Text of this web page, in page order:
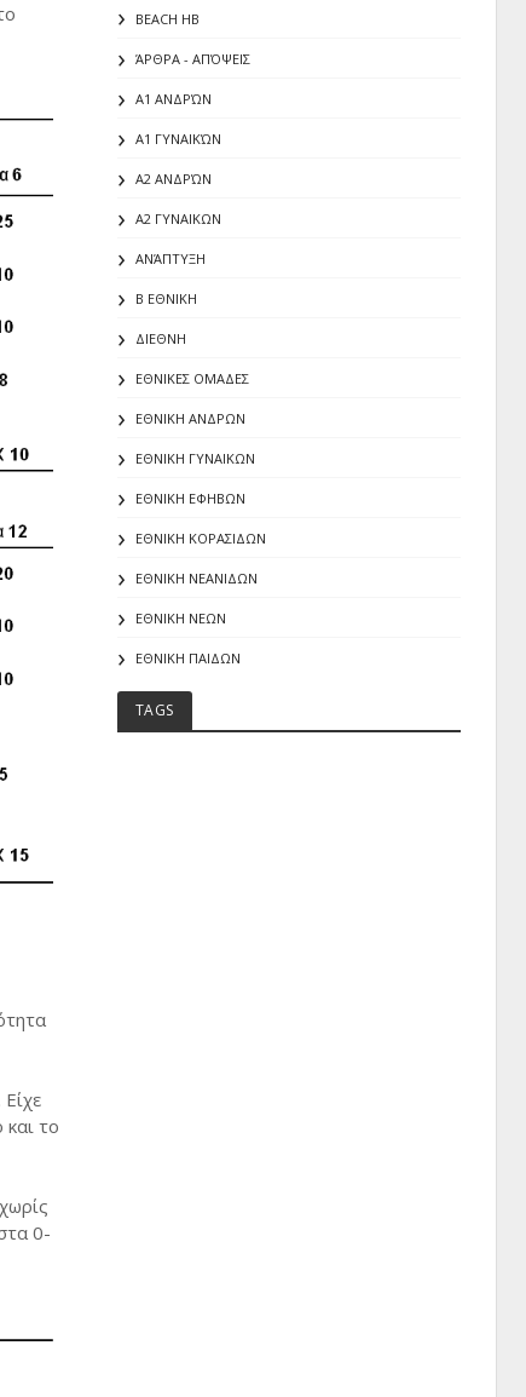
το
0-
BEACH HB
ΆΡΘΡΑ - ΑΠΌΨΕΙΣ
Α1 ΑΝΔΡΏΝ
Α1 ΓΥΝΑΙΚΏΝ
Α2 ΑΝΔΡΏΝ
Α2 ΓΥΝΑΙΚΩΝ
ΑΝΆΠΤΥΞΗ
Β ΕΘΝΙΚΗ
ΔΙΕΘΝΗ
ΕΘΝΙΚΕΣ ΟΜΑΔΕΣ
ΕΘΝΙΚΗ ΑΝΔΡΩΝ
ΕΘΝΙΚΗ ΓΥΝΑΙΚΩΝ
ΕΘΝΙΚΗ ΕΦΗΒΩΝ
ΕΘΝΙΚΗ ΚΟΡΑΣΙΔΩΝ
ΕΘΝΙΚΗ ΝΕΑΝΙΔΩΝ
ΕΘΝΙΚΗ ΝΕΩΝ
ΕΘΝΙΚΗ ΠΑΙΔΩΝ
TAGS